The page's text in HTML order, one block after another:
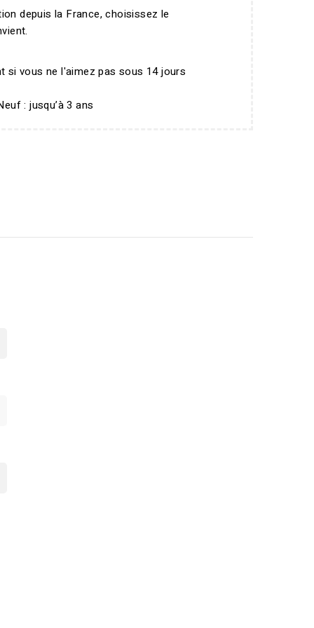
depuis la France, choisissez le
si vous ne l'aimez pas sous 14 jours
: jusqu’à 3 ans